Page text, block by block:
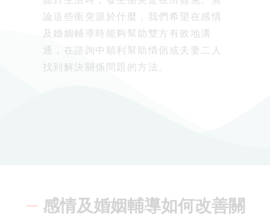
論這些衝突源於什麼，我們希望在感情
及婚姻輔導時能夠幫助雙方有效地溝
通，在諮詢中順利幫助情侶或夫妻二人
找到解決關係問題的方法。
— 感情及婚姻輔導如何改善關